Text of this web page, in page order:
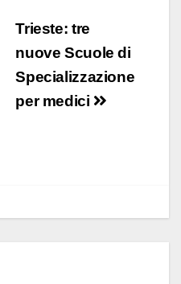
ail n
di
vi
di
Trieste: tre
nuove Scuole di
Specializzazione
per medici